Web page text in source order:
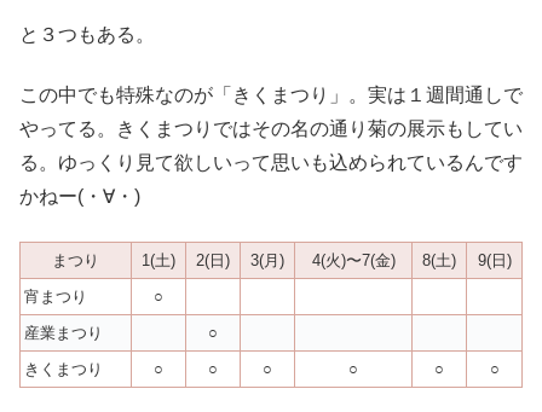
と３つもある。
この中でも特殊なのが「きくまつり」。実は１週間通しで
やってる。きくまつりではその名の通り菊の展示もしてい
る。ゆっくり見て欲しいって思いも込められているんです
かねー(・∀・)
まつり 1(土) 2(日) 3(月) 4(火)〜7(金) 8(土)
9(日)
宵まつり
○
産業まつり
○
きくまつり
○ ○ ○ ○ ○ ○